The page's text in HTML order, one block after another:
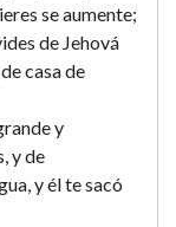
se aumente;
de Jehová
casa de
y
y de
y él te sacó